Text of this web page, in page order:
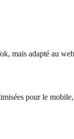
mais adapté au
pour le